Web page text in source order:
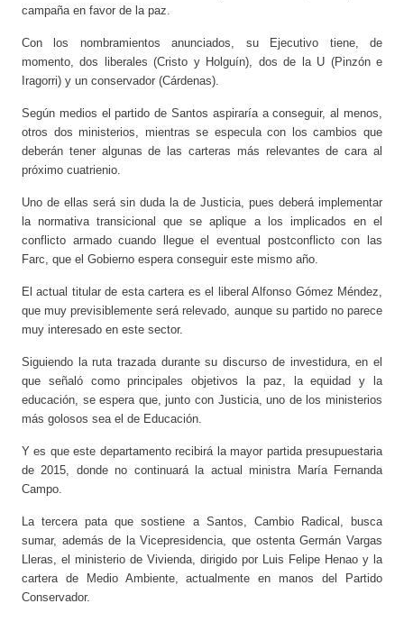
campaña en favor de la paz.
Con los nombramientos anunciados, su Ejecutivo tiene, de
momento, dos liberales (Cristo y Holguín), dos de la U (Pinzón e
Iragorri) y un conservador (Cárdenas).
Según medios el partido de Santos aspiraría a conseguir, al menos,
otros dos ministerios, mientras se especula con los cambios que
deberán tener algunas de las carteras más relevantes de cara al
próximo cuatrienio.
Uno de ellas será sin duda la de Justicia, pues deberá implementar
la normativa transicional que se aplique a los implicados en el
conflicto armado cuando llegue el eventual postconflicto con las
Farc, que el Gobierno espera conseguir este mismo año.
El actual titular de esta cartera es el liberal Alfonso Gómez Méndez,
que muy previsiblemente será relevado, aunque su partido no parece
muy interesado en este sector.
Siguiendo la ruta trazada durante su discurso de investidura, en el
que señaló como principales objetivos la paz, la equidad y la
educación, se espera que, junto con Justicia, uno de los ministerios
más golosos sea el de Educación.
Y es que este departamento recibirá la mayor partida presupuestaria
de 2015, donde no continuará la actual ministra María Fernanda
Campo.
La tercera pata que sostiene a Santos, Cambio Radical, busca
sumar, además de la Vicepresidencia, que ostenta Germán Vargas
Lleras, el ministerio de Vivienda, dirigido por Luis Felipe Henao y la
cartera de Medio Ambiente, actualmente en manos del Partido
Conservador.